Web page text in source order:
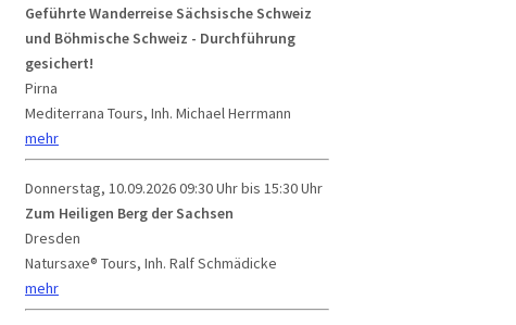
Geführte Wanderreise Sächsische Schweiz
und Böhmische Schweiz - Durchführung
gesichert!
Pirna
Mediterrana Tours, Inh. Michael Herrmann
mehr
Donnerstag, 10.09.202609:30 Uhr bis 15:30 Uhr
Zum Heiligen Berg der Sachsen
Dresden
Natursaxe® Tours, Inh. Ralf Schmädicke
mehr